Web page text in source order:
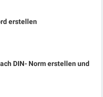
erstellen
DIN- Norm erstellen und